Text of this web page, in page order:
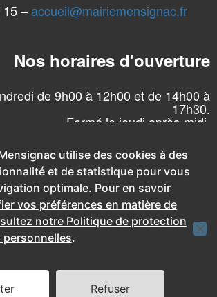
15 –accueil@mairiemensignac.fr
Nos horaires d'ouverture
de 9h00 à 12h00 et de 14h00 à
17h30.
Fermé le jeudi après-midi.
utilise des cookies à des
et de statistique pour vous
optimale. Pour en savoir
vos préférences en matière de
notre Politique de protection
.
Refuser